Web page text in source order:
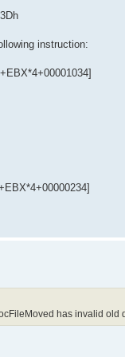
instruction:
has invalid old